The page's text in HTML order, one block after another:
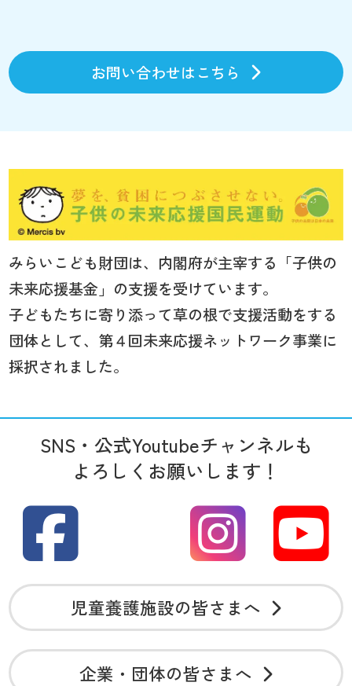
お問い合わせはこちら
みらいこども財団は、内閣府が主宰する「子供の
未来応援基金」の支援を受けています。
子どもたちに寄り添って草の根で支援活動をする
団体として、第４回未来応援ネットワーク事業に
採択されました。
SNS・公式Youtubeチャンネルも
よろしくお願いします！
児童養護施設の皆さまへ
企業・団体の皆さまへ